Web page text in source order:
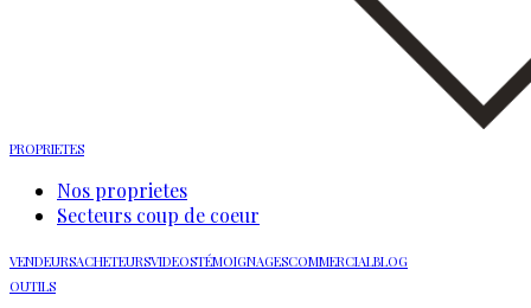
PROPRIETES
Nos proprietes
Secteurs coup de coeur
VENDEURSACHETEURSVIDEOSTÉMOIGNAGESCOMMERCIALBLOG
OUTILS